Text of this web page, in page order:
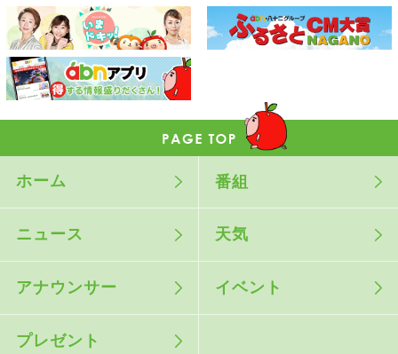
ホーム 番組
ニュース 天気
アナウンサー イベント
プレゼント